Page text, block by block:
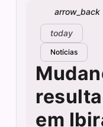
arrow_back
today
Notícias
em